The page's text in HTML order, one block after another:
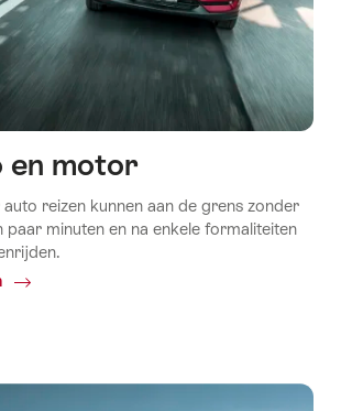
en motor
reizen kunnen aan de grens zonder
paar minuten en na enkele formaliteiten
Common.Of